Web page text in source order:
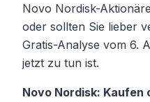
Novo Nordisk-
oder sollten Sie lieber
Gratis-Analyse vom 6.
jetzt zu tun ist.
Novo Nordisk: Kaufen